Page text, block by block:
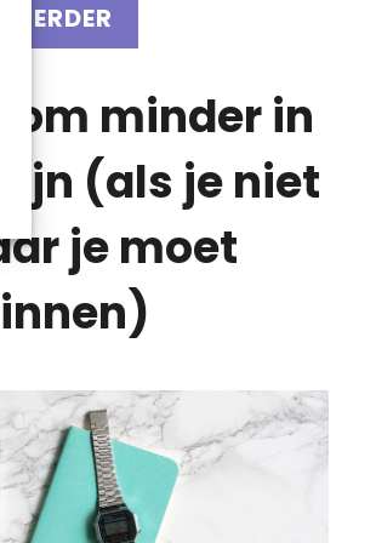
VERDER
om minder in
(als je niet
je moet